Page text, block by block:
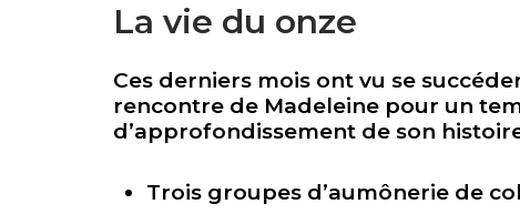
La vie du onze
Ces derniers mois ont vu se
rencontre de Madeleine pour un
d’approfondissement de son
Trois groupes d’aumônerie de